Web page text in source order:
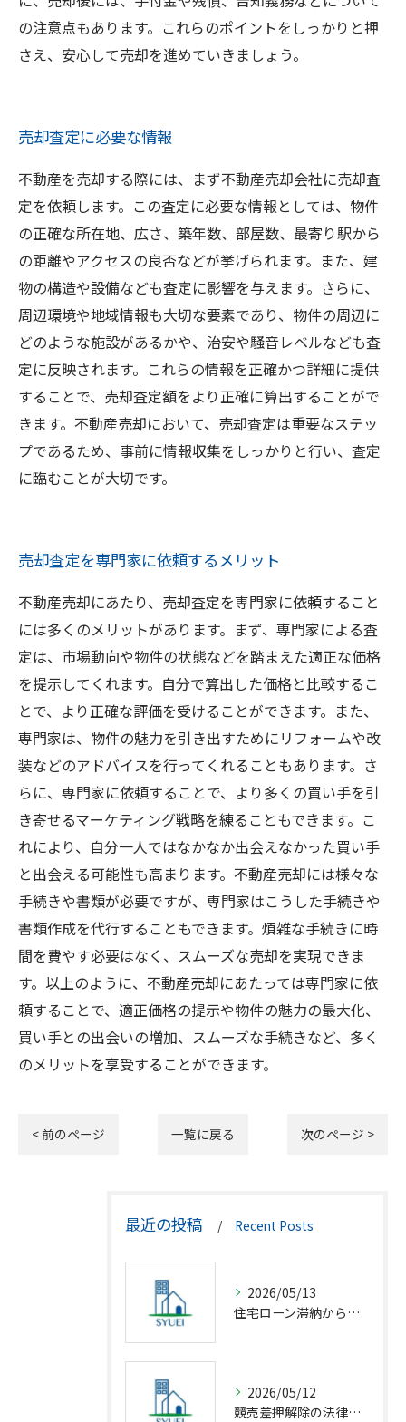
の注意点もあります。これらのポイントをしっかりと押
さえ、安心して売却を進めていきましょう。
売却査定に必要な情報
不動産を売却する際には、まず不動産売却会社に売却査
定を依頼します。この査定に必要な情報としては、物件
の正確な所在地、広さ、築年数、部屋数、最寄り駅から
の距離やアクセスの良否などが挙げられます。また、建
物の構造や設備なども査定に影響を与えます。さらに、
周辺環境や地域情報も大切な要素であり、物件の周辺に
どのような施設があるかや、治安や騒音レベルなども査
定に反映されます。これらの情報を正確かつ詳細に提供
することで、売却査定額をより正確に算出することがで
きます。不動産売却において、売却査定は重要なステッ
プであるため、事前に情報収集をしっかりと行い、査定
に臨むことが大切です。
売却査定を専門家に依頼するメリット
不動産売却にあたり、売却査定を専門家に依頼すること
には多くのメリットがあります。まず、専門家による査
定は、市場動向や物件の状態などを踏まえた適正な価格
を提示してくれます。自分で算出した価格と比較するこ
とで、より正確な評価を受けることができます。また、
専門家は、物件の魅力を引き出すためにリフォームや改
装などのアドバイスを行ってくれることもあります。さ
らに、専門家に依頼することで、より多くの買い手を引
き寄せるマーケティング戦略を練ることもできます。こ
れにより、自分一人ではなかなか出会えなかった買い手
と出会える可能性も高まります。不動産売却には様々な
手続きや書類が必要ですが、専門家はこうした手続きや
書類作成を代行することもできます。煩雑な手続きに時
間を費やす必要はなく、スムーズな売却を実現できま
す。以上のように、不動産売却にあたっては専門家に依
頼することで、適正価格の提示や物件の魅力の最大化、
買い手との出会いの増加、スムーズな手続きなど、多く
のメリットを享受することができます。
< 前のページ 一覧に戻る 次のページ >
最近の投稿 Recent Posts
2026/05/13
住宅ローン滞納から競売回避の解決策
2026/05/12
競売差押解除の法律相談完全解説